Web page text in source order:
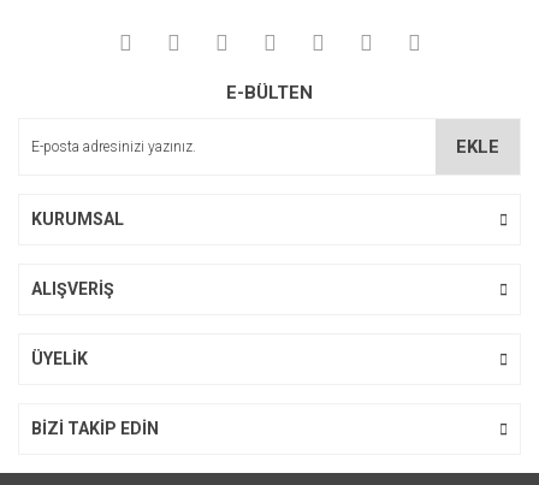
Ürün açıklamasında eksik bilgiler bulunuyor.
E-BÜLTEN
EKLE
KURUMSAL
ALIŞVERİŞ
ÜYELİK
BİZİ TAKİP EDİN